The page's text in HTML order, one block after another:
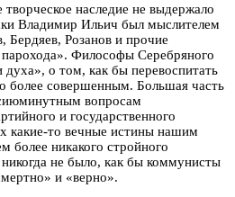
творческое наследие не выдержало
Владимир Ильич был мыслителем
Бердяев, Розанов и прочие
Философы Серебряного
о том, как бы перевоспитать
более совершенным. Большая часть
вопросам
и государственного
какие-то вечные истины нашим
более никакого стройного
не было, как бы коммунисты
и «верно».